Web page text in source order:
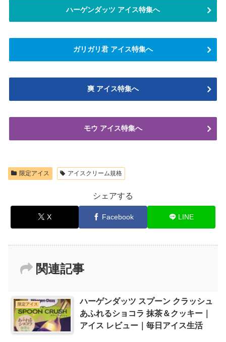
ハーゲンダッツ アイス特集へ
ガリガリ君 アイス特集へ
爽 アイス特集へ
モウ アイス特集へ
限定アイス アイスクリーム規格
シェアする
X Facebook LINE
関連記事
限定アイス
ハーゲンダッツ スプーン クラッシュ
あふれるショコラ 抹茶＆クッキー｜
アイス レビュー｜毎日アイス生活